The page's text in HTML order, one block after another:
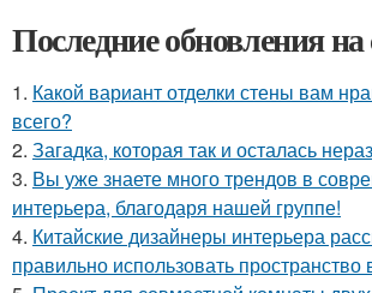
Последние обновления на
1. Какой вариант отделки стены вам
всего?
2. Загадка, которая так и осталась
3. Вы уже знаете много трендов в
интерьера, благодаря нашей группе!
4. Китайские дизайнеры интерьера
правильно использовать пространство